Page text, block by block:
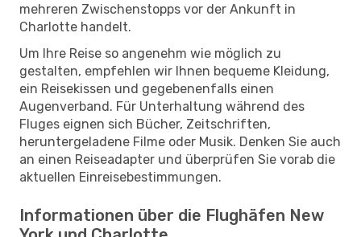
mehreren Zwischenstopps vor der Ankunft in
Charlotte handelt.
Um Ihre Reise so angenehm wie möglich zu
gestalten, empfehlen wir Ihnen bequeme Kleidung,
ein Reisekissen und gegebenenfalls einen
Augenverband. Für Unterhaltung während des
Fluges eignen sich Bücher, Zeitschriften,
heruntergeladene Filme oder Musik. Denken Sie auch
an einen Reiseadapter und überprüfen Sie vorab die
aktuellen Einreisebestimmungen.
Informationen über die Flughäfen New